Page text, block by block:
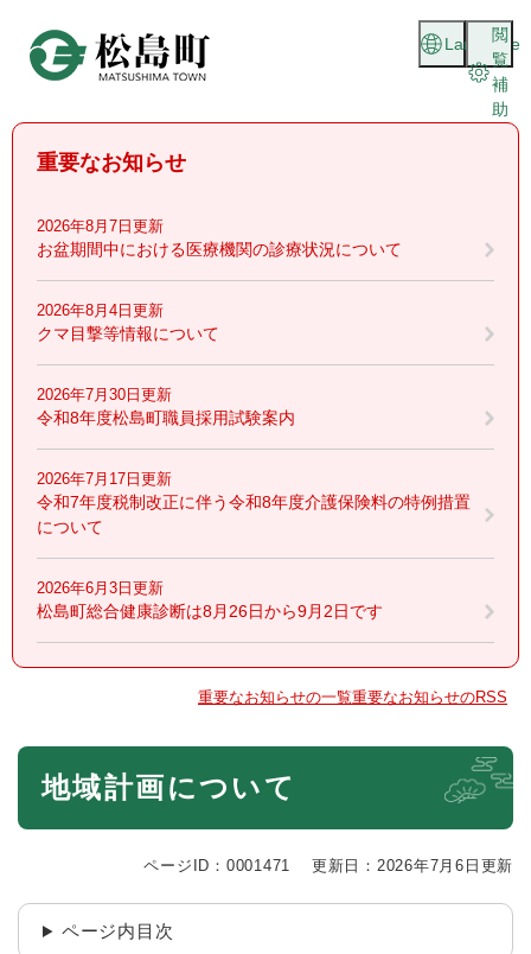
頭
閲
覧
補
助
Language
重要なお知らせ
2026年8月7日更新
お盆期間中における医療機関の診療状況について
2026年8月4日更新
クマ目撃等情報について
2026年7月30日更新
令和8年度松島町職員採用試験案内
2026年7月17日更新
令和7年度税制改正に伴う令和8年度介護保険料の特例措置
について
2026年6月3日更新
松島町総合健康診断は8月26日から9月2日です
重要なお知らせの一覧重要なお知らせのRSS
本
地域計画について
ページID：0001471 更新日：2026年7月6日更新
ページ内目次